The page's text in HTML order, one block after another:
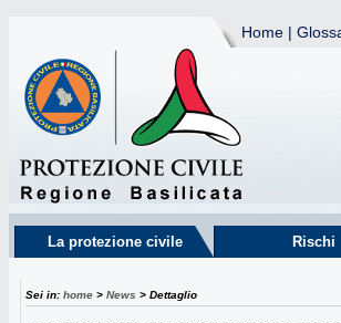
Home |
La protezione civile Rischi
Sei in: home > News > Dettaglio